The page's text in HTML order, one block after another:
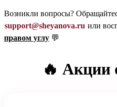
Возникли вопросы?
support@sheyanova.ru или
правом углу 💬
🔥 Акции